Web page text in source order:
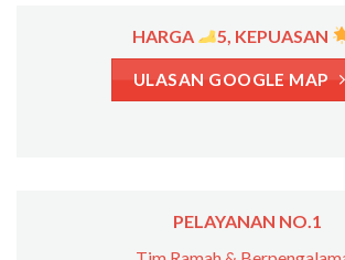
HARGA 5, KEPUASAN
ULASAN GOOGLE MAP
PELAYANAN NO.1